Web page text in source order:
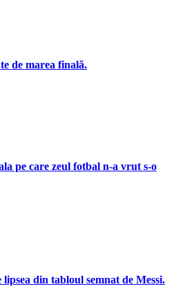
de marea finală.
pe care zeul fotbal n-a vrut s-o
din tabloul semnat de Messi.